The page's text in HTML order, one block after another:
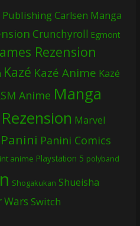
Carlsen Manga
Crunchyroll Egmont
Rezension
Kazé Kazé Anime Kazé
Anime Manga
Marvel
Panini Panini Comics
anime Playstation 5 polyband
Shogakukan Shueisha
Wars Switch